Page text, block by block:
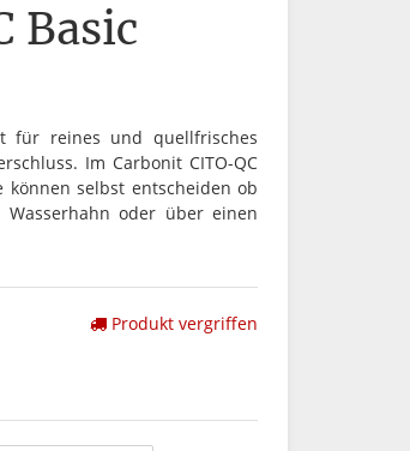
Basic
für reines und quellfrisches
Im Carbonit CITO-QC
können selbst entscheiden ob
oder über einen
Produkt vergriffen